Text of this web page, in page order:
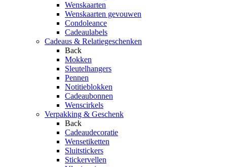
Wenskaarten
Wenskaarten gevouwen
Condoleance
Cadeaulabels
Cadeaus & Relatiegeschenken
Back
Mokken
Sleutelhangers
Pennen
Notitieblokken
Cadeaubonnen
Wenscirkels
Verpakking & Geschenk
Back
Cadeaudecoratie
Wensetiketten
Sluitstickers
Stickervellen